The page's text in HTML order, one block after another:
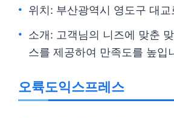
위치: 부산광역시 영도구 대
소개: 고객님의 니즈에 맞춘
스를 제공하여 만족도를 높입
오륙도익스프레스